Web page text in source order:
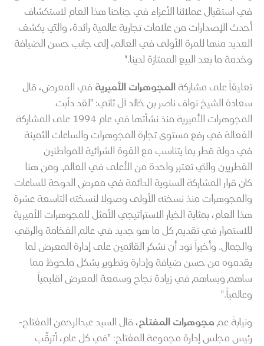
في استقبال عملائنا الأعزاء في جناحنا هذا العام لاستكشاف
أحدث الإصدارات من علامات تجارية عالمية رائدة، والتي يكشف
العديد منها للمرة الأولى في العالم، إلى جانب حسن الضيافة
وخدمة ما بعد البيع الممتازة لدينا."
تعليقاً على مشاركة المجوهرات الأميرية في المعرض، قال
سعادة الشيخ نواف ناصر بن خالد آل ثاني: "لقد دأبت
المجوهرات الأميرية منذ نشأتها في عام 1994 على المشاركة
الفعالة في رفع مستوى تجارة المجوهرات والساعات الثمينة
في دولة قطر بما يتناسب مع القوة الشرائية للمواطنين
القطريين والتي تعتبر واحدة من الأعلى في العالم. ومن هنا
كان قرار المشاركة السنوية الدائمة في معرض الدوحة للساعات
والمجوهرات منذ نسخته الأولى وصولا لنسخته التاسعة عشرة
هذا العام، بمثابة الخيار الاستراتيجي الأمثل للمجوهرات الأميرية
للاستمرار في تقديم كل ما هو جديد في عالم الفخامة والرقي
والجمال. وأخيراً نود أن نشكر القائمين على إدارة المعرض لما
يقدموه من حسن ضيافة وإدارة وتطوير بشكل ملحوظ مما
ساهم ويساهم في زيادة نجاح وسمعة المعرض اقليمياً
وعالمياً."
ونيابةً عممجوهرات المفتاح، قال السيد عبدالرحمن المفتاح-
رئيس مجلس إدارة مجموعة المفتاح: "في كل عام، أترقّب